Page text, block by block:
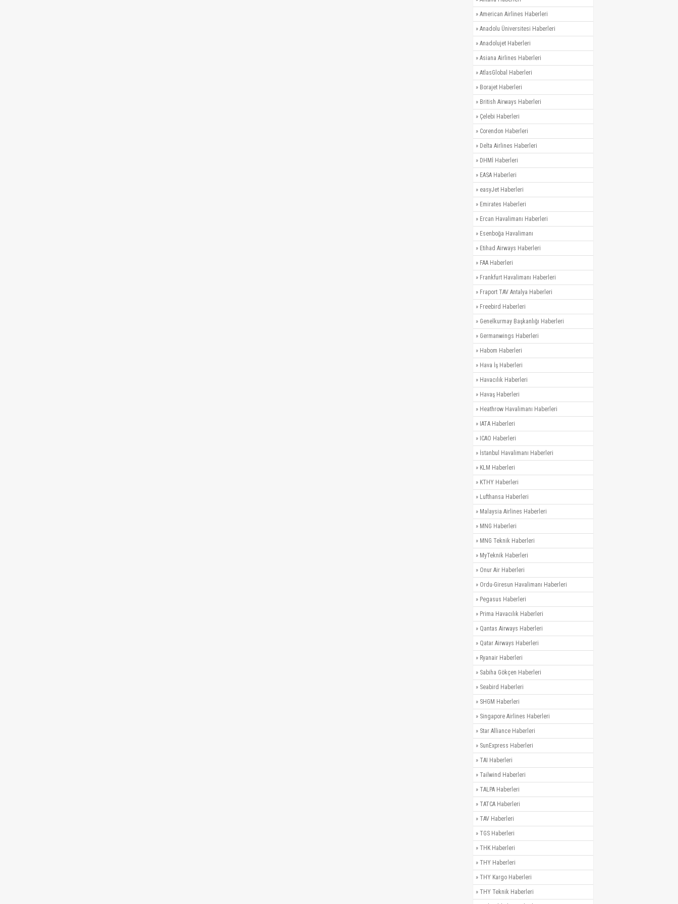
» American Airlines Haberleri
» Anadolu Üniversitesi Haberleri
» Anadolujet Haberleri
» Asiana Airlines Haberleri
» AtlasGlobal Haberleri
» Borajet Haberleri
» British Airways Haberleri
» Çelebi Haberleri
» Corendon Haberleri
» Delta Airlines Haberleri
» DHMİ Haberleri
» EASA Haberleri
» easyJet Haberleri
» Emirates Haberleri
» Ercan Havalimanı Haberleri
» Esenboğa Havalimanı
» Etihad Airways Haberleri
» FAA Haberleri
» Frankfurt Havalimanı Haberleri
» Fraport TAV Antalya Haberleri
» Freebird Haberleri
» Genelkurmay Başkanlığı Haberleri
» Germanwings Haberleri
» Habom Haberleri
» Hava İş Haberleri
» Havacılık Haberleri
» Havaş Haberleri
» Heathrow Havalimanı Haberleri
» IATA Haberleri
» ICAO Haberleri
» İstanbul Havalimanı Haberleri
» KLM Haberleri
» KTHY Haberleri
» Lufthansa Haberleri
» Malaysia Airlines Haberleri
» MNG Haberleri
» MNG Teknik Haberleri
» MyTeknik Haberleri
» Onur Air Haberleri
» Ordu-Giresun Havalimanı Haberleri
» Pegasus Haberleri
» Prima Havacılık Haberleri
» Qantas Airways Haberleri
» Qatar Airways Haberleri
» Ryanair Haberleri
» Sabiha Gökçen Haberleri
» Seabird Haberleri
» SHGM Haberleri
» Singapore Airlines Haberleri
» Star Alliance Haberleri
» SunExpress Haberleri
» TAI Haberleri
» Tailwind Haberleri
» TALPA Haberleri
» TATCA Haberleri
» TAV Haberleri
» TGS Haberleri
» THK Haberleri
» THY Haberleri
» THY Kargo Haberleri
» THY Teknik Haberleri